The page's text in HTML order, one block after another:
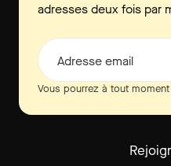
adresses deux fois par
Adresse email
Vous pourrez à tout